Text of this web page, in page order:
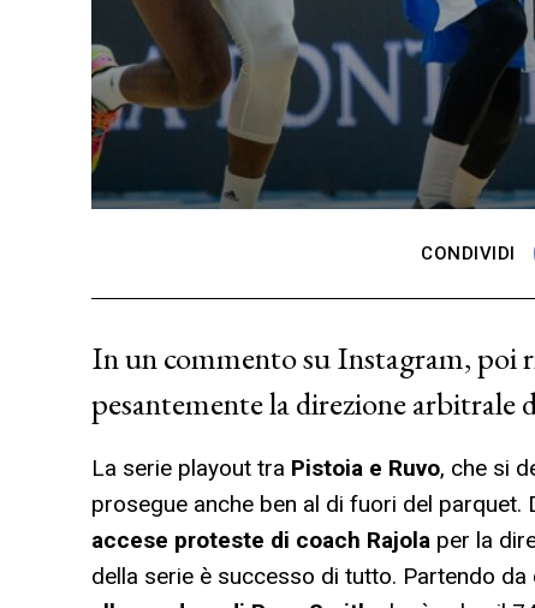
CONDIVIDI
In un commento su Instagram, poi
pesantemente la direzione arbitrale
La serie playout tra Pistoia e Ruvo, che si
prosegue anche ben al di fuori del
accese proteste di coach Rajola per la
della serie è successo di tutto. Partendo